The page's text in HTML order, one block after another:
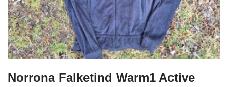
Norrona Falketind Warm1 Active